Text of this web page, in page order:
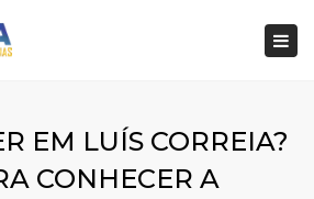
EM LUÍS CORREIA?
CONHECER A